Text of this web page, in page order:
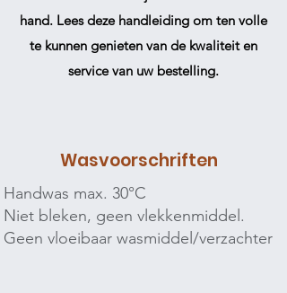
hand. Lees deze handleiding om ten volle
te kunnen genieten van de kwaliteit en
service van uw bestelling.
Wasvoorschriften
Handwas max. 30°C
Niet bleken, geen vlekkenmiddel.
Geen vloeibaar wasmiddel/verzachter